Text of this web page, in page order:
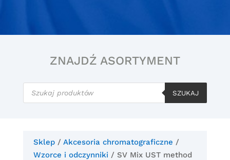
ZNAJDŹ ASORTYMENT
Wyszukiwarka
produktów
SZUKAJ
Sklep/ Akcesoria chromatograficzne /
Wzorce i odczynniki / SV Mix UST method